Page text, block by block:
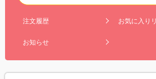
注文履歴 お気に入り
お知らせ